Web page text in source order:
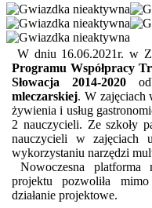
W dniu 16.06.2021r. w
Programu Współpracy
Słowacja 2014-2020
mleczarskiej. W zajęciach
żywienia i usług
2 nauczycieli. Ze szkoły
nauczycieli w zajęciach
wykorzystaniu narzędzi
Nowoczesna platforma
projektu pozwoliła
działanie projektowe.